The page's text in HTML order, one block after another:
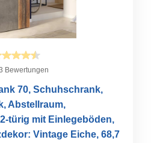
Bewertungen
70, Schuhschrank,
Abstellraum,
türig mit Einlegeböden,
Vintage Eiche, 68,7